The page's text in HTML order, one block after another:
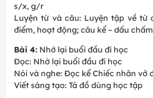
s/x, g/r
Luyện từ và câu: Luyện tập về từ
điểm, hoạt động; câu kể – dấu
Bài 4: Nhớ lại buổi đầu đi học
Đọc: Nhớ lại buổi đầu đi học
Nói và nghe: Đọc kể Chiếc nhãn vở
Viết sáng tạo: Tả đồ dùng học tập